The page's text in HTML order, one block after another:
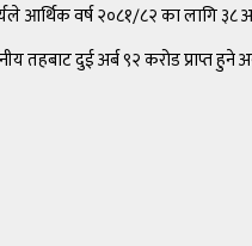
आर्थिक वर्ष २०८१/८२ का लागि
तहबाट दुई अर्ब ९२ करोड प्राप्त हुने